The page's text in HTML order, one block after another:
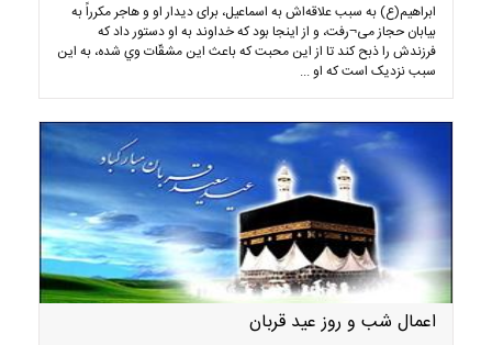
ابراهيم(ع) به سبب علاقه‌اش به اسماعیل، برای دیدار او و هاجر مکرراً به
بیابان حجاز می¬رفت، و از اينجا بود كه خداوند به او دستور داد که
فرزندش را ذبح کند تا از این محبت که باعث اين مشقّات وي شده، به اين
سبب نزدیک است که او ...
اعمال شب و روز عید قربان